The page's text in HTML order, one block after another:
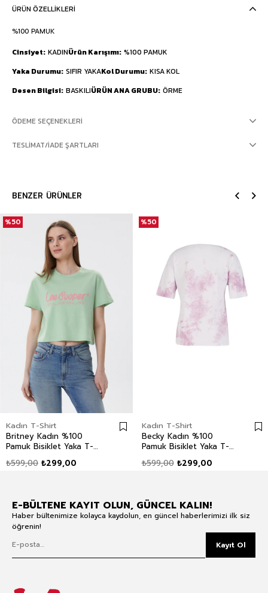
ÜRÜN ÖZELLIKLERI
%100 PAMUK
Cinsiyet KADINÜrün Karışımı %100 PAMUK
Yaka Durumu SIFIR YAKAKol Durumu KISA KOL
Desen Bilgisi BASKILIÜRÜN ANA GRUBU ÖRME
ÖDEME SEÇENEKLERI
TESLIMAT/İADE ŞARTLARI
BENZER ÜRÜNLER
Kadın T-Shirt
Britney Kadın %100
Pamuk Bisiklet Yaka T-
₺299,00
₺599,00
%50
Kadın T-Shirt
Becky Kadın %100
Pamuk Bisiklet Yaka T-
₺299,00
₺599,00
%50
E-BÜLTENE KAYIT OLUN, GÜNCEL KALIN!
Haber bültenimize kolayca kaydolun, en güncel haberlerimizi ilk siz
öğrenin!
Kayıt Ol